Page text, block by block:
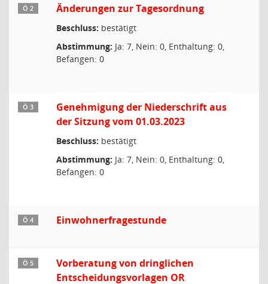
Ö 2 Änderungen zur Tagesordnung
Beschluss: bestätigt
Abstimmung: Ja: 7, Nein: 0, Enthaltung: 0,
Befangen: 0
Ö 3
Genehmigung der Niederschrift aus
der Sitzung vom 01.03.2023
Beschluss: bestätigt
Abstimmung: Ja: 7, Nein: 0, Enthaltung: 0,
Befangen: 0
Ö 4 Einwohnerfragestunde
Ö 5
Vorberatung von dringlichen
Entscheidungsvorlagen OR